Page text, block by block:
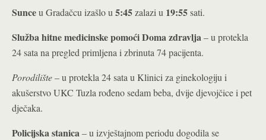
Sunceu Gradačcu izašlo u 5:45zalazi u 19:55sati.
Služba hitne medicinske pomoći Doma zdravlja– u protekla
24 sata na pregled primljena i zbrinuta 74 pacijenta.
Porodilište– u protekla 24 sata u Klinici za ginekologiju i
akušerstvo UKC Tuzla rođeno sedam beba, dvije djevojčice i pet
dječaka.
Policijska stanica– u izvještajnom periodu dogodila se